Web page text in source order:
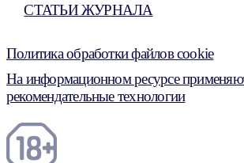
СТАТЬИ ЖУРНАЛА
Политика обработки файлов cookie
На информационном ресурсе
рекомендательные технологии